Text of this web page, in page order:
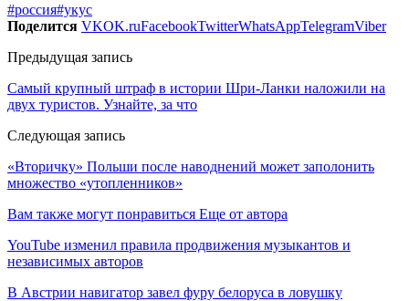
#россия#укус
Поделится VKOK.ruFacebookTwitterWhatsAppTelegramViber
Предыдущая запись
Самый крупный штраф в истории Шри-Ланки наложили на
двух туристов. Узнайте, за что
Следующая запись
«Вторичку» Польши после наводнений может заполонить
множество «утопленников»
Вам также могут понравиться Еще от автора
YouTube изменил правила продвижения музыкантов и
независимых авторов
В Австрии навигатор завел фуру белоруса в ловушку